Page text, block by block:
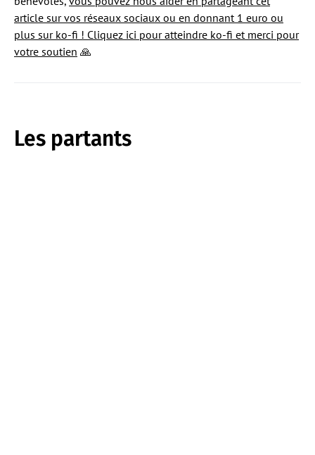
article sur vos réseaux sociaux ou en donnant 1 euro ou
plus sur ko-fi ! Cliquez ici pour atteindre ko-fi et merci pour
votre soutien 🙏
Les partants